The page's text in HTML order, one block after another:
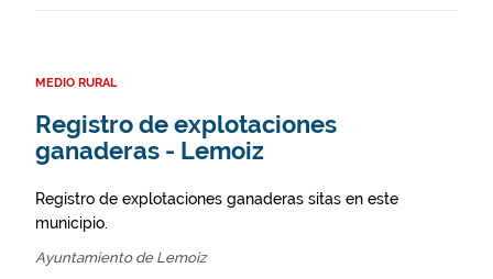
MEDIO RURAL
Registro de explotaciones
ganaderas - Lemoiz
Registro de explotaciones ganaderas sitas en este
municipio.
Ayuntamiento de Lemoiz